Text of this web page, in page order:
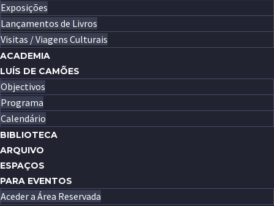
Exposições
Lançamentos de Livros
Visitas / Viagens Culturais
ACADEMIA
LUÍS DE CAMÕES
Objectivos
Programa
Calendário
BIBLIOTECA
ARQUIVO
ESPAÇOS
PARA EVENTOS
Aceder a Área Reservada